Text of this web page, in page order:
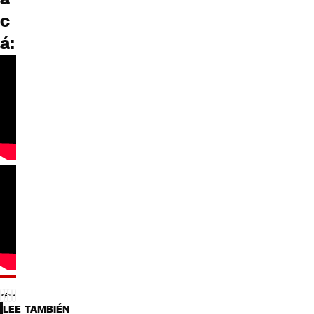
c
á:
LEE TAMBIÉN